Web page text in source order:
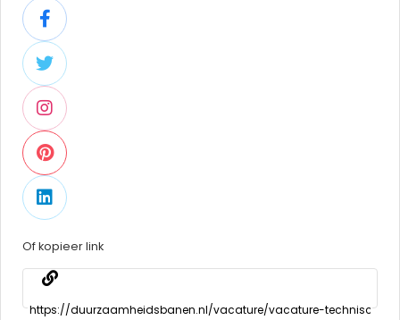
Of kopieer link